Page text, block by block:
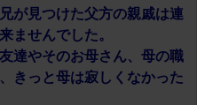
が見つけた父方の親戚は連
ませんでした。
達やそのお母さん、母の職
きっと母は寂しくなかった